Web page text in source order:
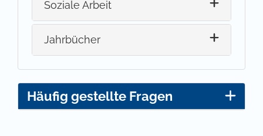
Soziale Arbeit
Jahrbücher
Häufig gestellte Fragen